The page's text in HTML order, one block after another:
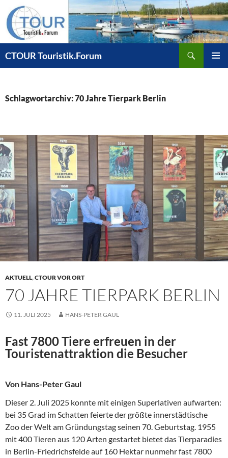
Inhalt
springen
CTOUR Touristik.Forum
Schlagwortarchiv: 70 Jahre Tierpark Berlin
AKTUELL,CTOUR VOR ORT
70 JAHRE TIERPARK BERLIN
11. JULI 2025 HANS-PETER GAUL
Fast 7800 Tiere erfreuen in der
Touristenattraktion die Besucher
Von Hans-Peter Gaul
Dieser 2. Juli 2025 konnte mit einigen Superlativen aufwarten:
bei 35 Grad im Schatten feierte der größte innerstädtische
Zoo der Welt am Gründungstag seinen 70. Geburtstag. 1955
mit 400 Tieren aus 120 Arten gestartet bietet das Tierparadies
in Berlin-Friedrichsfelde auf 160 Hektar nunmehr fast 7800